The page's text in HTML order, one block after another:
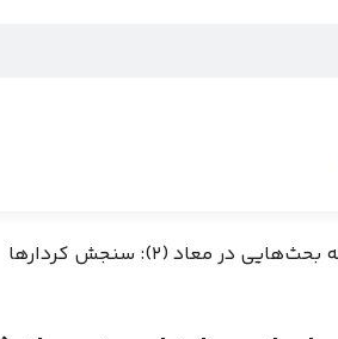
در معاد (2): سنجش کردارها